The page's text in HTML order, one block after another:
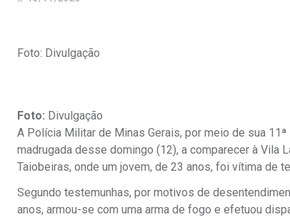
Foto: Divulgação
Foto: Divulgação
A Polícia Militar de Minas Gerais, por meio de sua 11ª
madrugada desse domingo (12), a comparecer à Vila
Taiobeiras, onde um jovem, de 23 anos, foi vítima de
Segundo testemunhas, por motivos de
anos, armou-se com uma arma de fogo e efetuou